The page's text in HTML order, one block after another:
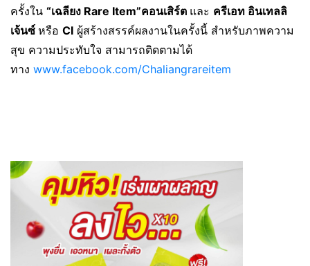
ครั้งใน “เฉลียง Rare Item”คอนเสิร์ต และ ครีเอท อินเทลลิ
เจ้นซ์ หรือ CI ผู้สร้างสรรค์ผลงานในครั้งนี้ สำหรับภาพความ
สุข ความประทับใจ สามารถติดตามได้
ทาง www.facebook.com/Chaliangrareitem